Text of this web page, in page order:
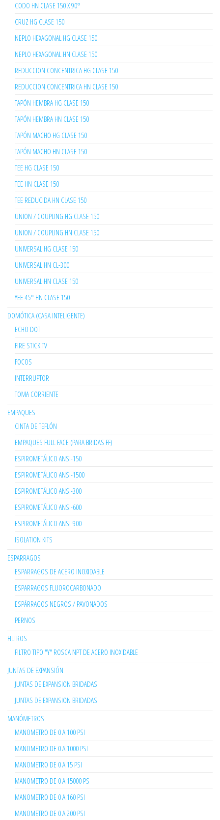
CODO HN CLASE 150 X 90°
CRUZ HG CLASE 150
NEPLO HEXAGONAL HG CLASE 150
NEPLO HEXAGONAL HN CLASE 150
REDUCCION CONCENTRICA HG CLASE 150
REDUCCION CONCENTRICA HN CLASE 150
TAPÓN HEMBRA HG CLASE 150
TAPÓN HEMBRA HN CLASE 150
TAPÓN MACHO HG CLASE 150
TAPÓN MACHO HN CLASE 150
TEE HG CLASE 150
TEE HN CLASE 150
TEE REDUCIDA HN CLASE 150
UNION / COUPLING HG CLASE 150
UNION / COUPLING HN CLASE 150
UNIVERSAL HG CLASE 150
UNIVERSAL HN CL-300
UNIVERSAL HN CLASE 150
YEE 45° HN CLASE 150
DOMÓTICA (CASA INTELIGENTE)
ECHO DOT
FIRE STICK TV
FOCOS
INTERRUPTOR
TOMA CORRIENTE
EMPAQUES
CINTA DE TEFLÓN
EMPAQUES FULL FACE (PARA BRIDAS FF)
ESPIROMETÁLICO ANSI-150
ESPIROMETÁLICO ANSI-1500
ESPIROMETÁLICO ANSI-300
ESPIROMETÁLICO ANSI-600
ESPIROMETÁLICO ANSI-900
ISOLATION KITS
ESPARRAGOS
ESPARRAGOS DE ACERO INOXIDABLE
ESPARRAGOS FLUOROCARBONADO
ESPÁRRAGOS NEGROS / PAVONADOS
PERNOS
FILTROS
FILTRO TIPO "Y" ROSCA NPT DE ACERO INOXIDABLE
JUNTAS DE EXPANSIÓN
JUNTAS DE EXPANSION BRIDADAS
JUNTAS DE EXPANSION BRIDADAS
MANÓMETROS
MANOMETRO DE 0 A 100 PSI
MANOMETRO DE 0 A 1000 PSI
MANOMETRO DE 0 A 15 PSI
MANOMETRO DE 0 A 15000 PS
MANOMETRO DE 0 A 160 PSI
MANOMETRO DE 0 A 200 PSI